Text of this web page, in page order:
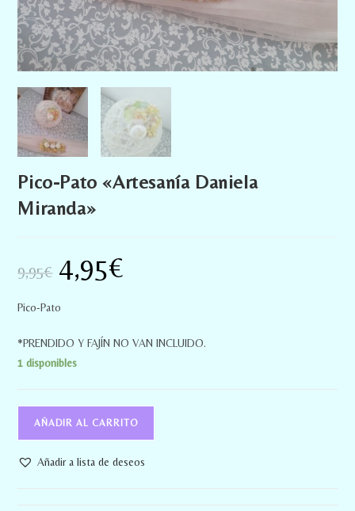
Pico-Pato «Artesanía Daniela
Miranda»
9,95€ 4,95€
Pico-Pato
*PRENDIDO Y FAJÍN NO VAN INCLUIDO.
1 disponibles
AÑADIR AL CARRITO
Añadir a lista de deseos